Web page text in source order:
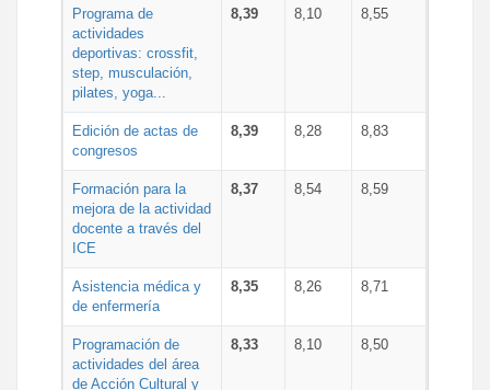
Programa de
actividades
deportivas: crossfit,
step, musculación,
pilates, yoga...
8,39 8,10 8,55
Edición de actas de
congresos
8,39 8,28 8,83
Formación para la
mejora de la actividad
docente a través del
ICE
8,37 8,54 8,59
Asistencia médica y
de enfermería
8,35 8,26 8,71
Programación de
actividades del área
de Acción Cultural y
8,33 8,10 8,50